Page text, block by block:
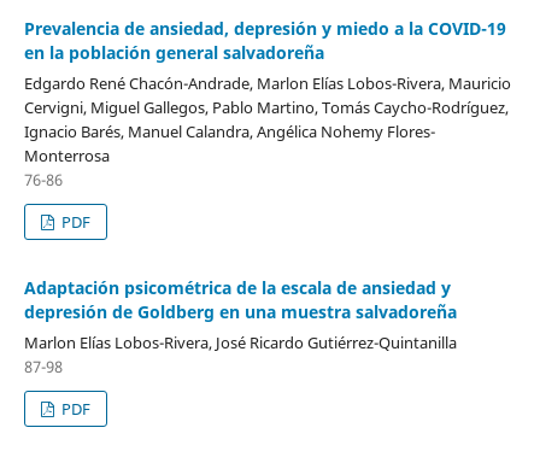
Prevalencia de ansiedad, depresión y miedo a la COVID-19
en la población general salvadoreña
Edgardo René Chacón-Andrade, Marlon Elías Lobos-Rivera, Mauricio
Cervigni, Miguel Gallegos, Pablo Martino, Tomás Caycho-Rodríguez,
Ignacio Barés, Manuel Calandra, Angélica Nohemy Flores-
Monterrosa
76-86
PDF
Adaptación psicométrica de la escala de ansiedad y
depresión de Goldberg en una muestra salvadoreña
Marlon Elías Lobos-Rivera, José Ricardo Gutiérrez-Quintanilla
87-98
PDF